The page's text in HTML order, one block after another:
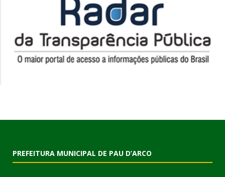
PREFEITURA MUNICIPAL DE PAU D’ARCO